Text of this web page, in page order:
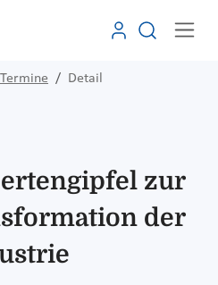
Detail
zur
der